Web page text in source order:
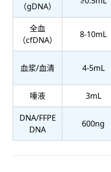
（gDNA）
全血
（cfDNA）
8-10mL
血浆/血清 4-5mL
唾液 3mL
DNA/FFPE
DNA
600ng